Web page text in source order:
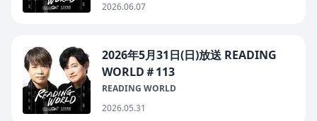
2026.06.07
2026年5月31日(日)放送 READING
WORLD＃113
READING WORLD
2026.05.31